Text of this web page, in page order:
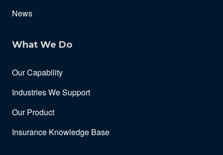
News
What We Do
Our Capability
Industries We Support
Our Product
Insurance Knowledge Base